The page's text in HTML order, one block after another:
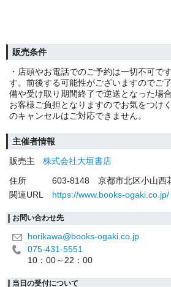
販売条件
・店頭やお電話でのご予約は一切不可で
す。前後する可能性がございますのでご
備や受け取り期間終了で逆送となった場
お客様ご負担となりますのでお気をつけ
のキャンセルはご対応できません。
主催者情報
販売主
株式会社大垣書店
住所
603-8148 京都市北区小山西
関連URL
https://www.books-ogaki.co.jp/
お問い合わせ先
horikawa@books-ogaki.co.jp
075-431-5551
10：00～22：00
当日の受付について